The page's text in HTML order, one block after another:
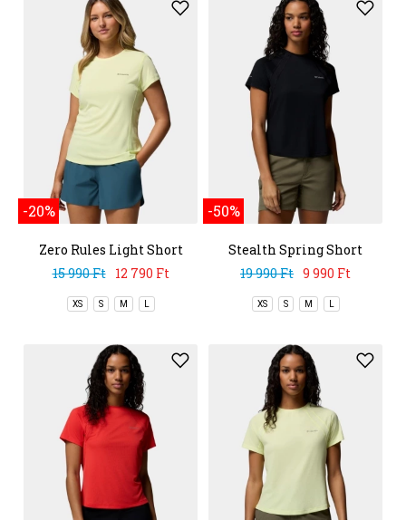
-20%
Zero Rules Light Short
Sleeve Crew
15 990 Ft 12 790 Ft
XS S M L
-50%
Stealth Spring Short
Sleeve Tee
19 990 Ft 9 990 Ft
XS S M L